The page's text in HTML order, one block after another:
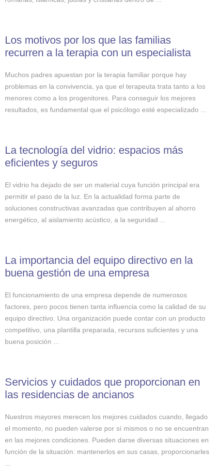
Los motivos por los que las familias
recurren a la terapia con un especialista
Muchos padres apuestan por la terapia familiar porque hay
problemas en la convivencia, ya que el terapeuta trata tanto a los
menores como a los progenitores. Para conseguir los mejores
resultados, es fundamental que el psicólogo esté especializado ...
La tecnología del vidrio: espacios más
eficientes y seguros
El vidrio ha dejado de ser un material cuya función principal era
permitir el paso de la luz. En la actualidad forma parte de
soluciones constructivas avanzadas que contribuyen al ahorro
energético, al aislamiento acústico, a la seguridad ...
La importancia del equipo directivo en la
buena gestión de una empresa
El funcionamiento de una empresa depende de numerosos
factores, pero pocos tienen tanta influencia como la calidad de su
equipo directivo. Una organización puede contar con un producto
competitivo, una plantilla preparada, recursos suficientes y una
buena posición ...
Servicios y cuidados que proporcionan en
las residencias de ancianos
Nuestros mayores merecen los mejores cuidados cuando, llegado
el momento, no pueden valerse por sí mismos o no se encuentran
en las mejores condiciones. Pueden darse diversas situaciones en
función de la situación: mantenerlos en sus casas, proporcionarles